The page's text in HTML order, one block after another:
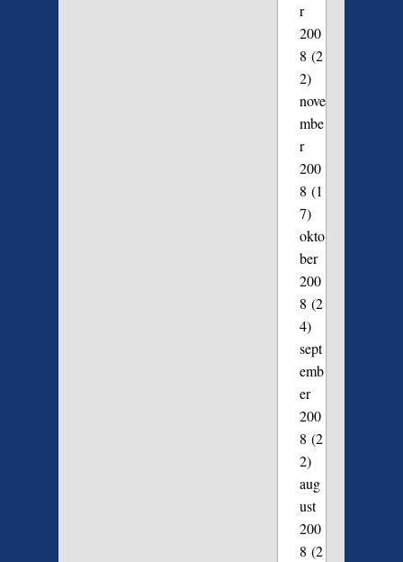
r
200
8 (2
2)
nove
mbe
r
200
8 (1
7)
okto
ber
200
8 (2
4)
sept
emb
er
200
8 (2
2)
aug
ust
200
8 (2